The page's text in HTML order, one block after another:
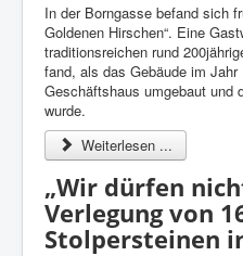
In der Borngasse befand sich
Goldenen Hirschen“. Eine
traditionsreichen rund
fand, als das Gebäude im
Geschäftshaus umgebaut und
wurde.
Weiterlesen ...
„Wir dürfen
Verlegung von
Stolpersteinen